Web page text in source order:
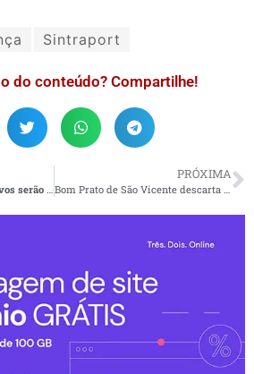
Sintraport
do conteúdo? Compartilhe!
PRÓXIMA